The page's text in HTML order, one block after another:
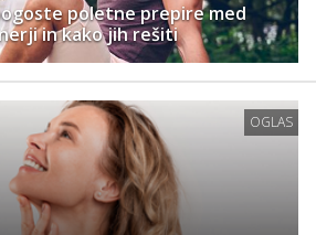
poletne prepire med
in kako jih rešiti
OGLAS